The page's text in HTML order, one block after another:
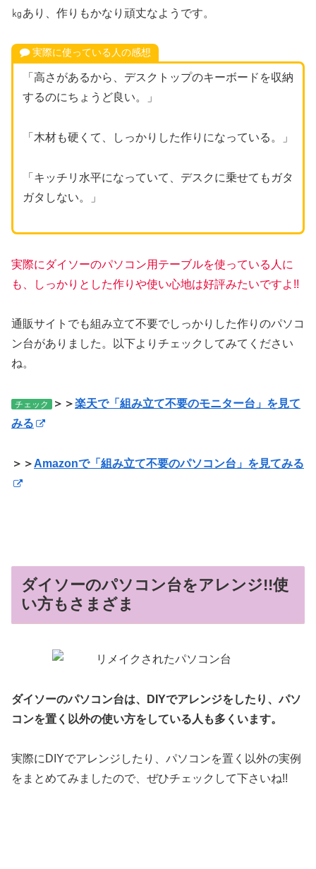
㎏あり、作りもかなり頑丈なようです。
実際に使っている人の感想
「高さがあるから、デスクトップのキーボードを収納
するのにちょうど良い。」
「木材も硬くて、しっかりした作りになっている。」
「キッチリ水平になっていて、デスクに乗せてもガタ
ガタしない。」
実際にダイソーのパソコン用テーブルを使っている人に
も、しっかりとした作りや使い心地は好評みたいですよ!!
通販サイトでも組み立て不要でしっかりした作りのパソコ
ン台がありました。以下よりチェックしてみてください
ね。
チェック ＞＞楽天で「組み立て不要のモニター台」を見て
みる
＞＞ Amazonで「組み立て不要のパソコン台」を見てみる
ダイソーのパソコン台をアレンジ!!使
い方もさまざま
ダイソーのパソコン台は、DIYでアレンジをしたり、パソ
コンを置く以外の使い方をしている人も多くいます。
実際にDIYでアレンジしたり、パソコンを置く以外の実例
をまとめてみましたので、ぜひチェックして下さいね!!